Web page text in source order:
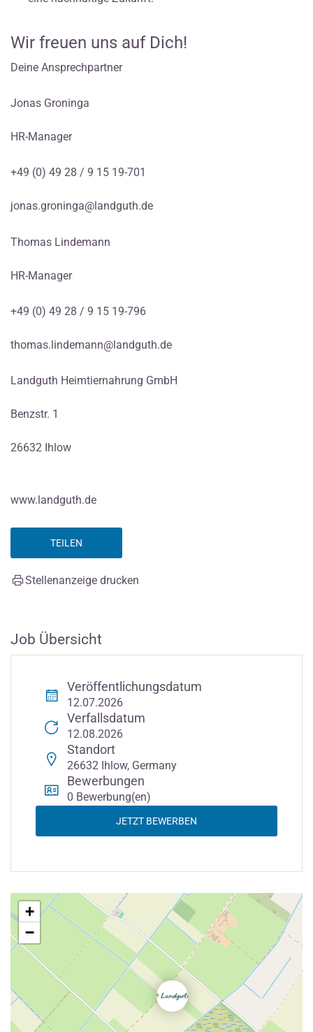
Wir freuen uns auf Dich!
Deine Ansprechpartner
Jonas Groninga
HR-Manager
+49 (0) 49 28 / 9 15 19-701
jonas.groninga@landguth.de
Thomas Lindemann
HR-Manager
+49 (0) 49 28 / 9 15 19-796
thomas.lindemann@landguth.de
Landguth Heimtiernahrung GmbH
Benzstr. 1
26632 Ihlow
www.landguth.de
TEILEN
Stellenanzeige drucken
Job Übersicht
Veröffentlichungsdatum
12.07.2026
Verfallsdatum
12.08.2026
Standort
26632 Ihlow, Germany
Bewerbungen
0 Bewerbung(en)
JETZT BEWERBEN
+
−